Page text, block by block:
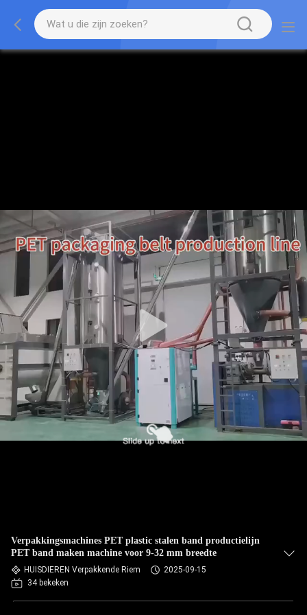
Verpakkingsmachines PET plastic stalen band productielijn
PET band maken machine voor 9-32 mm breedte
HUISDIEREN Verpakkende Riem
2025-09-15
34 bekeken